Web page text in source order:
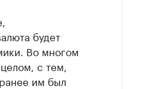
будет
Во многом
с тем,
им был